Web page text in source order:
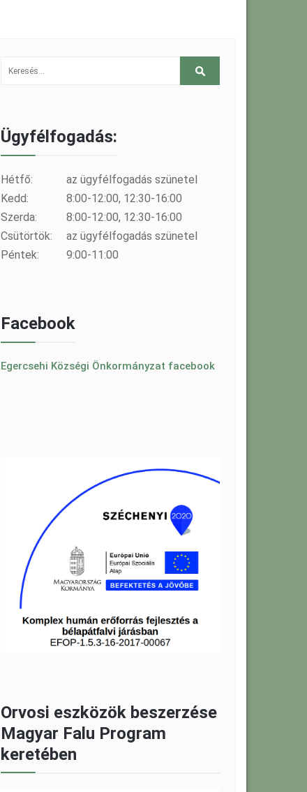
Ügyfélfogadás:
Hétfő:
az ügyfélfogadás szünetel
Kedd:
8:00-12:00, 12:30-16:00
Szerda:
8:00-12:00, 12:30-16:00
Csütörtök:
az ügyfélfogadás szünetel
Péntek:
9:00-11:00
Facebook
Egercsehi Községi Önkormányzat facebook
Orvosi eszközök beszerzése
Magyar Falu Program
keretében